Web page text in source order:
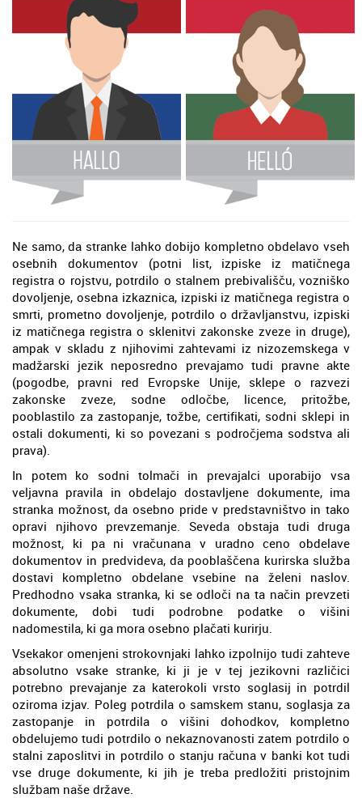
Ne samo, da stranke lahko dobijo kompletno obdelavo vseh
osebnih dokumentov (potni list, izpiske iz matičnega
registra o rojstvu, potrdilo o stalnem prebivališču, vozniško
dovoljenje, osebna izkaznica, izpiski iz matičnega registra o
smrti, prometno dovoljenje, potrdilo o državljanstvu, izpiski
iz matičnega registra o sklenitvi zakonske zveze in druge),
ampak v skladu z njihovimi zahtevami iz nizozemskega v
madžarski jezik neposredno prevajamo tudi pravne akte
(pogodbe, pravni red Evropske Unije, sklepe o razvezi
zakonske zveze, sodne odločbe, licence, pritožbe,
pooblastilo za zastopanje, tožbe, certifikati, sodni sklepi in
ostali dokumenti, ki so povezani s področjema sodstva ali
prava).
In potem ko sodni tolmači in prevajalci uporabijo vsa
veljavna pravila in obdelajo dostavljene dokumente, ima
stranka možnost, da osebno pride v predstavništvo in tako
opravi njihovo prevzemanje. Seveda obstaja tudi druga
možnost, ki pa ni vračunana v uradno ceno obdelave
dokumentov in predvideva, da pooblaščena kurirska služba
dostavi kompletno obdelane vsebine na želeni naslov.
Predhodno vsaka stranka, ki se odloči na ta način prevzeti
dokumente, dobi tudi podrobne podatke o višini
nadomestila, ki ga mora osebno plačati kurirju.
Vsekakor omenjeni strokovnjaki lahko izpolnijo tudi zahteve
absolutno vsake stranke, ki ji je v tej jezikovni različici
potrebno prevajanje za katerokoli vrsto soglasij in potrdil
oziroma izjav. Poleg potrdila o samskem stanu, soglasja za
zastopanje in potrdila o višini dohodkov, kompletno
obdelujemo tudi potrdilo o nekaznovanosti zatem potrdilo o
stalni zaposlitvi in potrdilo o stanju računa v banki kot tudi
vse druge dokumente, ki jih je treba predložiti pristojnim
službam naše države.